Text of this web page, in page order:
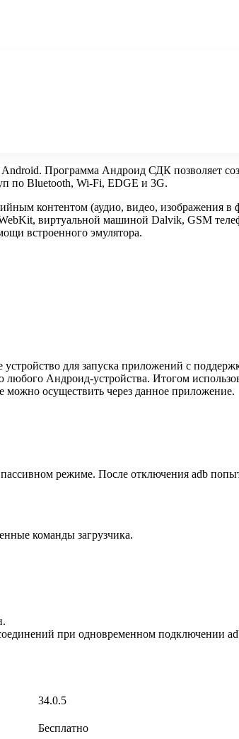
Программа Андроид СДК позволяет
по Bluetooth, Wi-Fi, EDGE и 3G.
контентом (аудио, видео, изображения
виртуальной машиной Dalvik, GSM
встроенного эмулятора.
для запуска приложений с
Андроид-устройства. Итогом
осуществить через данное приложение.
режиме. После отключения adb
команды загрузчика.
при одновременном подключении
34.0.5
Бесплатно